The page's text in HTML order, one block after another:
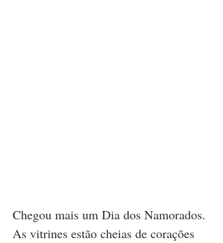
Chegou mais um Dia dos Namorados.
As vitrines estão cheias de corações